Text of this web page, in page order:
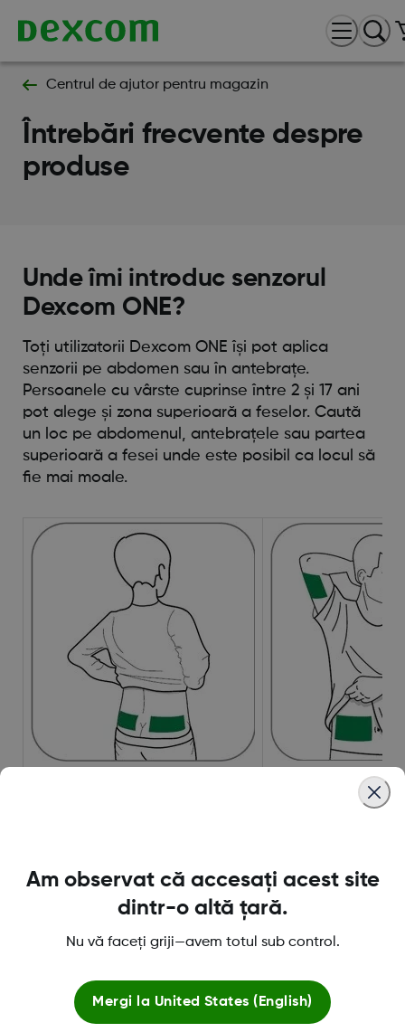
Centrul de ajutor pentru magazin
Întrebări frecvente despre
produse
Unde îmi introduc senzorul
Dexcom ONE?
Toți utilizatorii Dexcom ONE își pot aplica
senzorii pe abdomen sau în antebrațe.
Persoanele cu vârste cuprinse între 2 și 17 ani
pot alege și zona superioară a feselor. Caută
un loc pe abdomenul, antebrațele sau partea
superioară a fesei unde este posibil ca locul să
fie mai moale.
domeniul sănătății referitor la cel mai bun loc
Am observat că accesați acest site
dintr-o altă țară.
Nu vă faceți griji—avem totul sub control.
Mergi la United States (English)